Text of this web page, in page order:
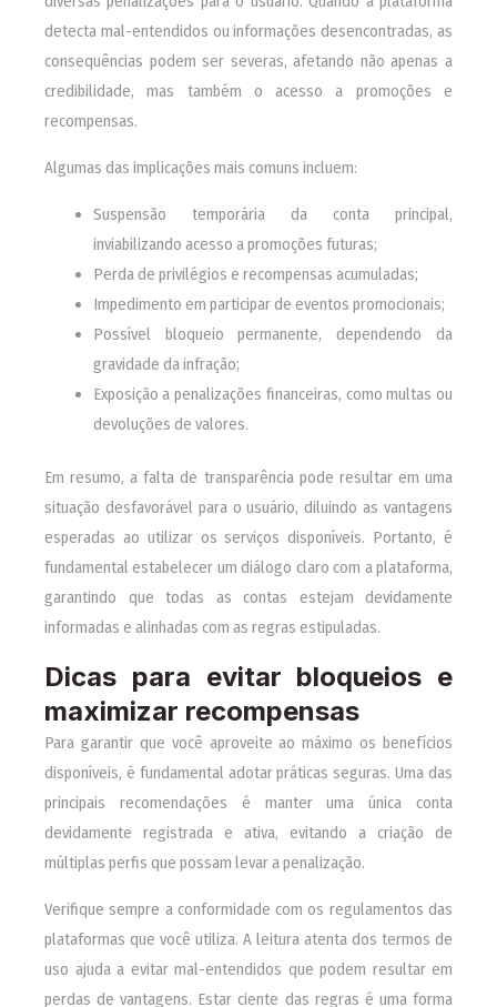
detecta mal-entendidos ou informações desencontradas, as
consequências podem ser severas, afetando não apenas a
credibilidade, mas também o acesso a promoções e
recompensas.
Algumas das implicações mais comuns incluem:
Suspensão temporária da conta principal,
inviabilizando acesso a promoções futuras;
Perda de privilégios e recompensas acumuladas;
Impedimento em participar de eventos promocionais;
Possível bloqueio permanente, dependendo da
gravidade da infração;
Exposição a penalizações financeiras, como multas ou
devoluções de valores.
Em resumo, a falta de transparência pode resultar em uma
situação desfavorável para o usuário, diluindo as vantagens
esperadas ao utilizar os serviços disponíveis. Portanto, é
fundamental estabelecer um diálogo claro com a plataforma,
garantindo que todas as contas estejam devidamente
informadas e alinhadas com as regras estipuladas.
Dicas para evitar bloqueios e
maximizar recompensas
Para garantir que você aproveite ao máximo os benefícios
disponíveis, é fundamental adotar práticas seguras. Uma das
principais recomendações é manter uma única conta
devidamente registrada e ativa, evitando a criação de
múltiplas perfis que possam levar a penalização.
Verifique sempre a conformidade com os regulamentos das
plataformas que você utiliza. A leitura atenta dos termos de
uso ajuda a evitar mal-entendidos que podem resultar em
perdas de vantagens. Estar ciente das regras é uma forma